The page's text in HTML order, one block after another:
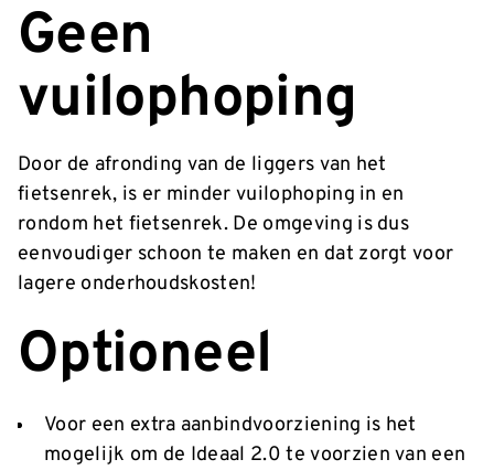
Geen
vuilophoping
Door de afronding van de liggers van het
fietsenrek, is er minder vuilophoping in en
rondom het fietsenrek. De omgeving is dus
eenvoudiger schoon te maken en dat zorgt voor
lagere onderhoudskosten!
Optioneel
Voor een extra aanbindvoorziening is het
mogelijk om de Ideaal 2.0 te voorzien van een